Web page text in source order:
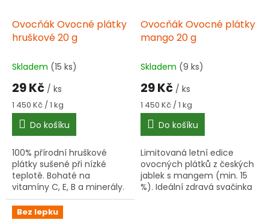
Ovocňák Ovocné plátky
hruškové 20 g
Skladem (15 ks)
29 Kč / ks
Měrná
cena:
1 450 Kč / 1 kg
Do košíku
100% přírodní hruškové
plátky sušené při nízké
teplotě. Bohaté na
vitamíny C, E, B a minerály.
Ideální zdravá svačinka bez
konzervantů.
Ovocňák Ovocné plátky
mango 20 g
Skladem (9 ks)
29 Kč / ks
Měrná
cena:
1 450 Kč / 1 kg
Do košíku
Limitovaná letní edice
ovocných plátků z českých
jablek s mangem (min. 15
%). Ideální zdravá svačinka
Bez lepku